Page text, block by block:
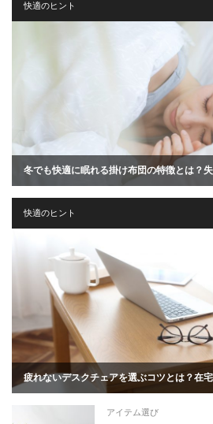
快適のヒント
冬でも快適に眠れる掛け布団の特徴とは？
快適のヒント
疲れないデスクチェアを選ぶコツとは？在
アイテム選び